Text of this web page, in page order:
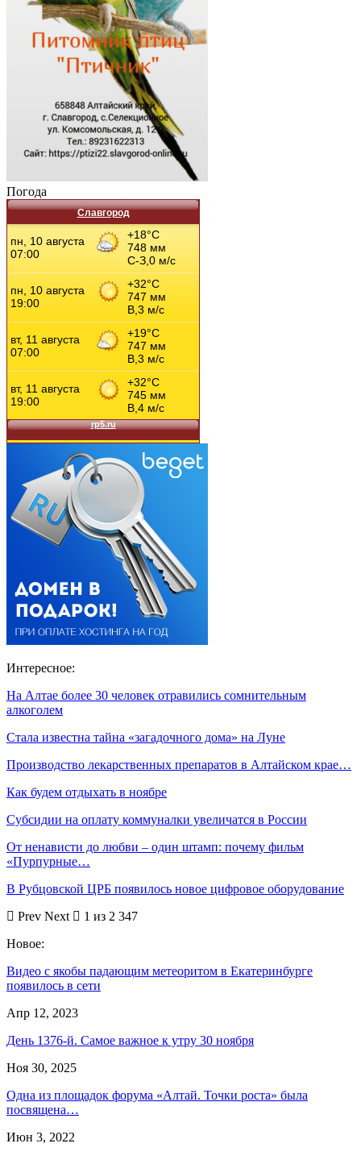
Погода
Славгород
Интересное:
На Алтае более 30 человек отравились сомнительным
алкоголем
Стала известна тайна «загадочного дома» на Луне
Производство лекарственных препаратов в Алтайском крае…
Как будем отдыхать в ноябре
Субсидии на оплату коммуналки увеличатся в России
От ненависти до любви – один штамп: почему фильм
«Пурпурные…
В Рубцовской ЦРБ появилось новое цифровое оборудование
Prev Next
1 из 2 347
Новое:
Видео с якобы падающим метеоритом в Екатеринбурге
появилось в сети
Апр 12, 2023
День 1376-й. Самое важное к утру 30 ноября
Ноя 30, 2025
Одна из площадок форума «Алтай. Точки роста» была
посвящена…
Июн 3, 2022